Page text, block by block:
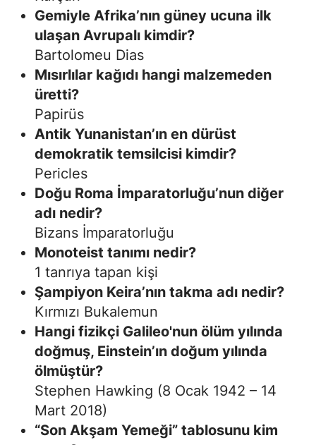
Gemiyle Afrika’nın güney ucuna ilk
ulaşan Avrupalı kimdir?
Bartolomeu Dias
Mısırlılar kağıdı hangi malzemeden
üretti?
Papirüs
Antik Yunanistan’ın en dürüst
demokratik temsilcisi kimdir?
Pericles
Doğu Roma İmparatorluğu’nun diğer
adı nedir?
Bizans İmparatorluğu
Monoteist tanımı nedir?
1 tanrıya tapan kişi
Şampiyon Keira’nın takma adı nedir?
Kırmızı Bukalemun
Hangi fizikçi Galileo'nun ölüm yılında
doğmuş, Einstein’ın doğum yılında
ölmüştür?
Stephen Hawking (8 Ocak 1942 – 14
Mart 2018)
“Son Akşam Yemeği” tablosunu kim